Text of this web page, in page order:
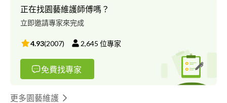
正在找園藝維護師傅嗎？
立即邀請專家來完成
4.93(2007) 2,645 位專家
免費找專家
更多園藝維護